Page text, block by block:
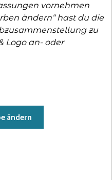
vornehmen
ändern“ hast du die
zu
Logo an- oder
ändern